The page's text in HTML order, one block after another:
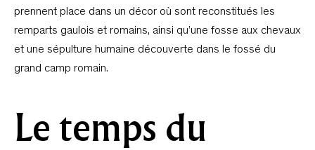
prennent place dans un décor où sont reconstitués les
remparts gaulois et romains, ainsi qu’une fosse aux chevaux
et une sépulture humaine découverte dans le fossé du
grand camp romain.
Le temps du